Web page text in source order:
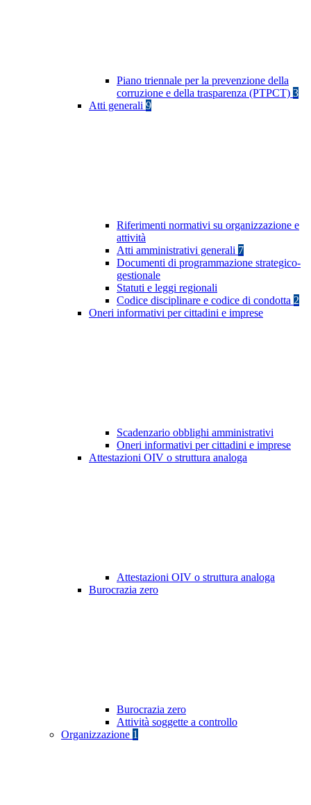
Piano triennale per la prevenzione della
corruzione e della trasparenza (PTPCT) 3
Atti generali 9
Riferimenti normativi su organizzazione e
attività
Atti amministrativi generali 7
Documenti di programmazione strategico-
gestionale
Statuti e leggi regionali
Codice disciplinare e codice di condotta 2
Oneri informativi per cittadini e imprese
Scadenzario obblighi amministrativi
Oneri informativi per cittadini e imprese
Attestazioni OIV o struttura analoga
Attestazioni OIV o struttura analoga
Burocrazia zero
Burocrazia zero
Attività soggette a controllo
Organizzazione 1